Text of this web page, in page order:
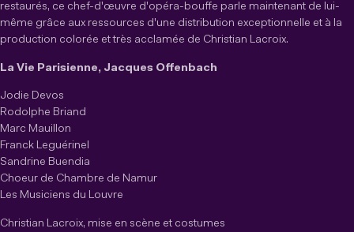
restaurés, ce chef-d'œuvre d'opéra-bouffe parle maintenant de lui-
même grâce aux ressources d'une distribution exceptionnelle et à la
production colorée et très acclamée de Christian Lacroix.
La Vie Parisienne, Jacques Offenbach
Jodie Devos
Rodolphe Briand
Marc Mauillon
Franck Leguérinel
Sandrine Buendia
Choeur de Chambre de Namur
Les Musiciens du Louvre
Christian Lacroix, mise en scène et costumes